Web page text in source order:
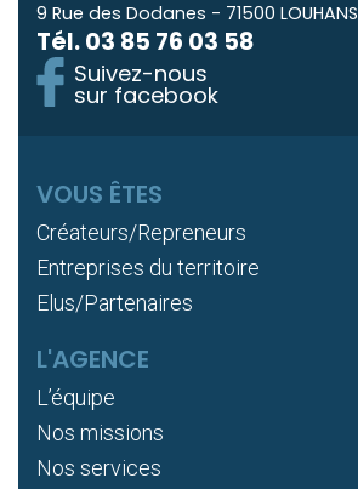
9 Rue des Dodanes - 71500 LOUHANS
Tél.03 85 76 03 58
Suivez-nous
sur facebook
VOUS ÊTES
Créateurs/Repreneurs
Entreprises du territoire
Elus/Partenaires
L'AGENCE
L’équipe
Nos missions
Nos services